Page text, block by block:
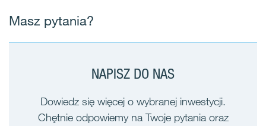
Masz pytania?
NAPISZ DO NAS
Dowiedz się więcej o wybranej inwestycji.
Chętnie odpowiemy na Twoje pytania oraz